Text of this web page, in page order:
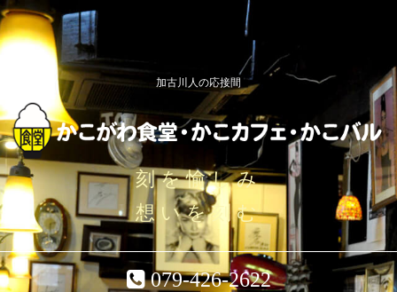
加古川人の応接間
刻を愉しみ
想いを刻む
079-426-2622